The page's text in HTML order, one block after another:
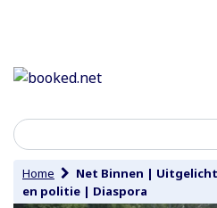
Home Net Binnen | Uitgelicht
en politie | Diaspora